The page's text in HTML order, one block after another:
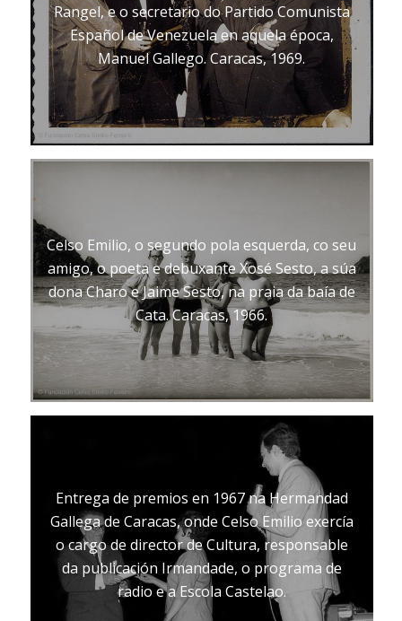
Rangel, e o secretario do Partido Comunista
Español de Venezuela en aquela época,
Manuel Gallego. Caracas, 1969.
Celso Emilio, o segundo pola esquerda, co seu
amigo, o poeta e debuxante Xosé Sesto, a súa
dona Charo e Jaime Sesto, na praia da baía de
Cata. Caracas, 1966.
Entrega de premios en 1967 na Hermandad
Gallega de Caracas, onde Celso Emilio exercía
o cargo de director de Cultura, responsable
da publicación Irmandade, o programa de
radio e a Escola Castelao.